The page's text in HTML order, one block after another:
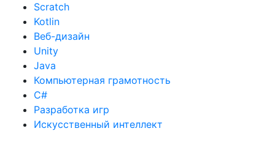
Scratch
Kotlin
Веб-дизайн
Unity
Java
Компьютерная грамотность
C#
Разработка игр
Искусственный интеллект